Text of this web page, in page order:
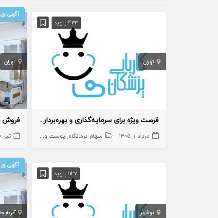
433 بازدید
تهران
فرصت ویژه برای سرمایه‌گذاری و بهره‌برداری از بخش‌های درمانگاه
مرداد ۱, ۱۴۰۵ سهام درمانگاه پوست و زیبایی سهام
آگهی
تهران
تیر ۱۰, ۱۴۰۵
1127 بازدید
بوشهر
آگهی